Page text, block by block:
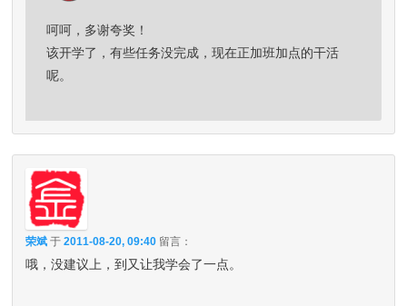
呵呵，多谢夸奖！
该开学了，有些任务没完成，现在正加班加点的干活
呢。
荣斌 于2011-08-20, 09:40 留言：
哦，没建议上，到又让我学会了一点。